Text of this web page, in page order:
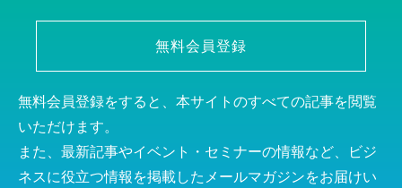
無料会員登録
無料会員登録をすると、本サイトのすべての記事を閲覧
いただけます。
また、最新記事やイベント・セミナーの情報など、ビジ
ネスに役立つ情報を掲載したメールマガジンをお届けい